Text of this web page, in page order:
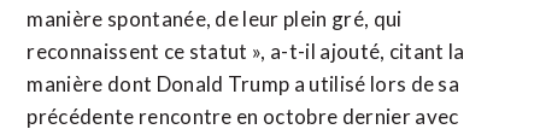
manière spontanée, de leur plein gré, qui
reconnaissent ce statut », a-t-il ajouté, citant la
manière dont Donald Trump a utilisé lors de sa
précédente rencontre en octobre dernier avec